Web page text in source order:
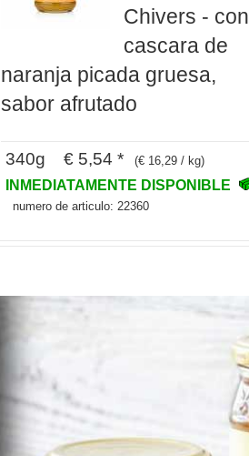
Chivers - con
cascara de
naranja picada gruesa,
sabor afrutado
340g € 5,54 * (€ 16,29 / kg)
INMEDIATAMENTE DISPONIBLE
numero de articulo: 22360